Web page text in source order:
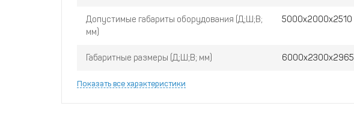
Допустимые габариты оборудования (Д;Ш;В;
мм)
5000х2000х2510
Габаритные размеры (Д;Ш;В; мм) 6000х2300х2965
Показать все характеристики